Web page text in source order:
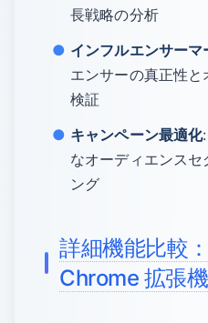
長戦略の分析
インフルエンサー
エンサーの真正性
検証
キャンペーン最適化
なオーディエンス
ング
詳細機能比較
Chrome 拡張